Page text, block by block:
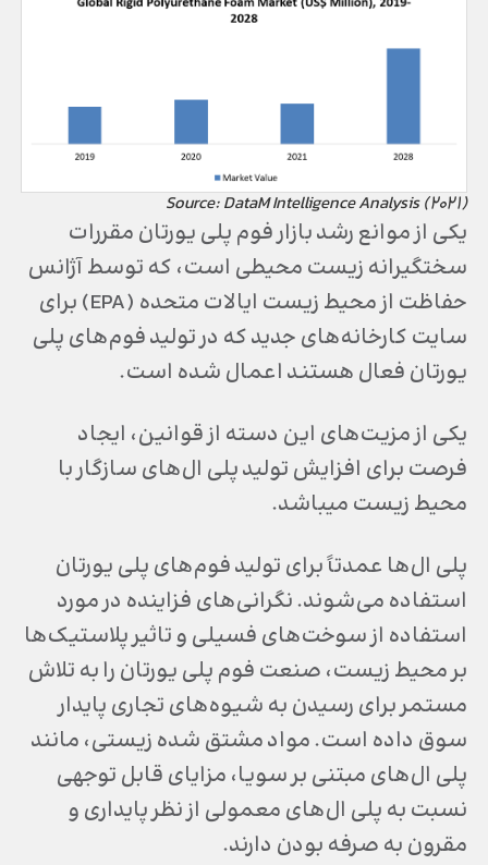
Source: DataM Intelligence Analysis (2021)
یکی از موانع رشد بازار فوم پلی یورتان مقررات
سختگیرانه زیست محیطی است، که توسط آژانس
حفاظت از محیط زیست ایالات متحده (EPA) برای
سایت کارخانه‌های جدید که در تولید فوم‌های پلی
یورتان فعال هستند اعمال شده است.
یکی از مزیت‌های این دسته از قوانین، ایجاد
فرصت برای افزایش تولید پلی ال‌های سازگار با
محیط زیست می­باشد.
پلی ال‌ها عمدتاً برای تولید فوم‌های پلی یورتان
استفاده می‌شوند. نگرانی‌های فزاینده در مورد
استفاده از سوخت‌های فسیلی و تاثیر پلاستیک‌ها
بر محیط زیست، صنعت فوم پلی یورتان را به تلاش
مستمر برای رسیدن به شیوه‌های تجاری پایدار
سوق داده است. مواد مشتق شده زیستی، مانند
پلی ال‌های مبتنی بر سویا، مزایای قابل توجهی
نسبت به پلی ال‌های معمولی از نظر پایداری و
مقرون به صرفه بودن دارند.